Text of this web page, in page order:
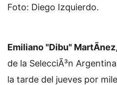
Foto: Diego Izquierdo.
Emiliano "Dibu" MartÃ­nez
de la SelecciÃ³n
la tarde del jueves por